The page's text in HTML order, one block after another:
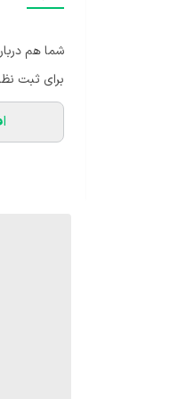
شما هم
برای ثبت